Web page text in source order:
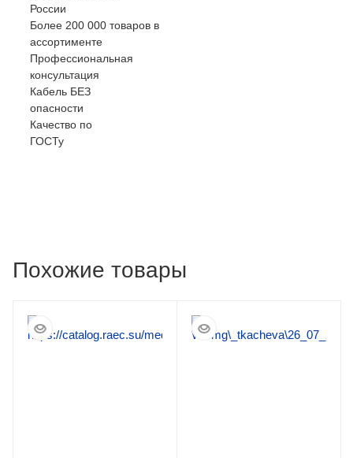
России
Более 200 000 товаров в
ассортименте
Профессиональная
консультация
Кабель БЕЗ
опасности
Качество по
ГОСТу
Похожие товары